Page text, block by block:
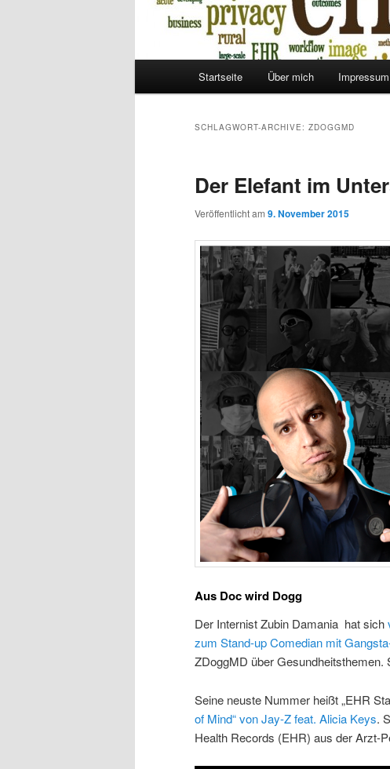
Zum
Zum
wechseln
Startseite Über mich Impressum
SCHLAGWORT-ARCHIVE: ZDOGGMD
Der Elefant im
Veröffentlicht am 9. November 2015
Aus Doc wird Dogg
Der Internist Zubin Damania hat sich
zum Stand-up Comedian mit
ZDoggMD über Gesundheitsthemen.
Seine neuste Nummer heißt „EHR
of Mind“ von Jay-Z feat. Alicia Keys.
Health Records (EHR) aus der Arzt-